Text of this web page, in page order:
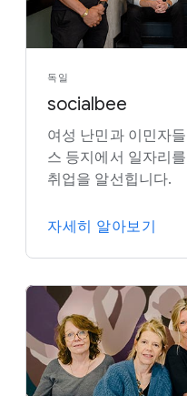
독일
socialbee
여성 난민과 이민자
스 등지에서 일자리
취업을 알선힙니다.
자세히 알아보기